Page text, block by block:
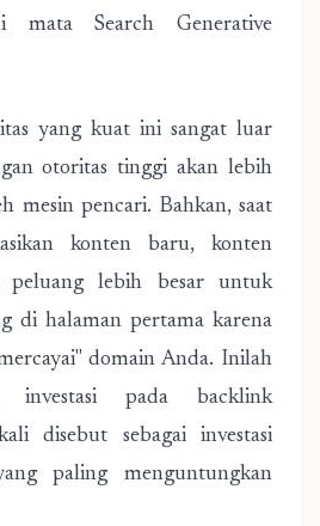
mata Search Generative
yang kuat ini sangat luar
otoritas tinggi akan lebih
mesin pencari. Bahkan, saat
konten baru, konten
peluang lebih besar untuk
di halaman pertama karena
domain Anda. Inilah
investasi pada backlink
disebut sebagai investasi
paling menguntungkan